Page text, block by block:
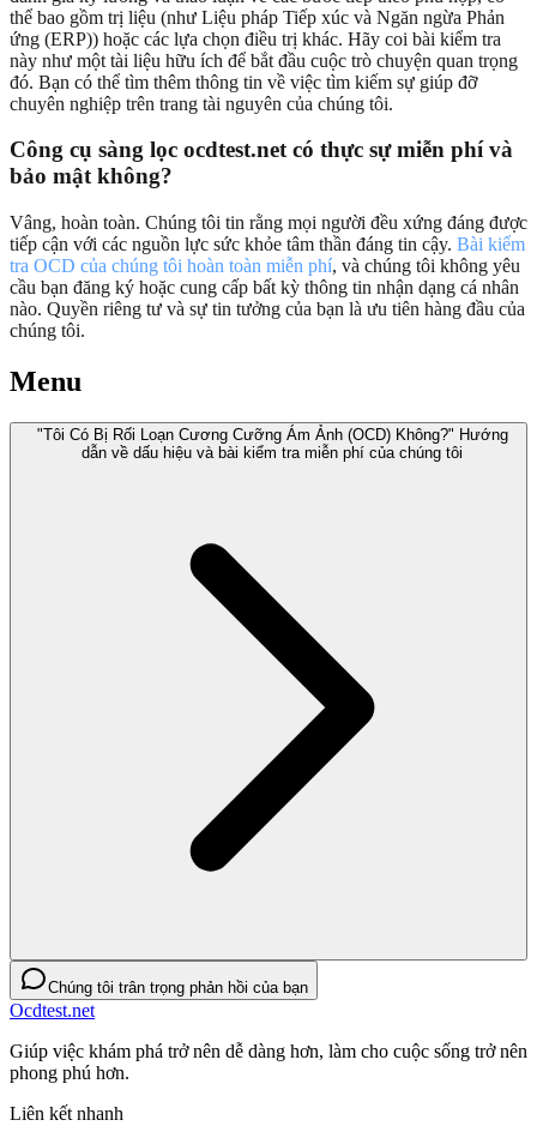
thể bao gồm trị liệu (như Liệu pháp Tiếp xúc và Ngăn ngừa Phản
ứng (ERP)) hoặc các lựa chọn điều trị khác. Hãy coi bài kiểm tra
này như một tài liệu hữu ích để bắt đầu cuộc trò chuyện quan trọng
đó. Bạn có thể tìm thêm thông tin về việc tìm kiếm sự giúp đỡ
chuyên nghiệp trên trang tài nguyên của chúng tôi.
Công cụ sàng lọc ocdtest.net có thực sự miễn phí và
bảo mật không?
Vâng, hoàn toàn. Chúng tôi tin rằng mọi người đều xứng đáng được
tiếp cận với các nguồn lực sức khỏe tâm thần đáng tin cậy. Bài kiểm
tra OCD của chúng tôi hoàn toàn miễn phí, và chúng tôi không yêu
cầu bạn đăng ký hoặc cung cấp bất kỳ thông tin nhận dạng cá nhân
nào. Quyền riêng tư và sự tin tưởng của bạn là ưu tiên hàng đầu của
chúng tôi.
Menu
"Tôi Có Bị Rối Loạn Cương Cưỡng Ám Ảnh (OCD) Không?" Hướng
dẫn về dấu hiệu và bài kiểm tra miễn phí của chúng tôi
Chúng tôi trân trọng phản hồi của bạn
Ocdtest.net
Giúp việc khám phá trở nên dễ dàng hơn, làm cho cuộc sống trở nên
phong phú hơn.
Liên kết nhanh